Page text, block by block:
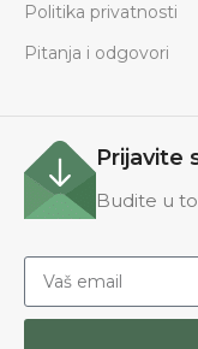
Politika privatnosti
Pitanja i odgovori
Prijavite
Budite u